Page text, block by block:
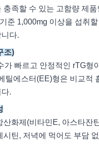
충족할 수 있는 고함량 제품
준 1,000mg 이상을 섭취
다.
조)
가 빠르고 안정적인 rTG형
틸에스터(EE)형은 비교적
.
산화제(비타민E, 아스타잔
시틴, 저녁에 먹어도 부담